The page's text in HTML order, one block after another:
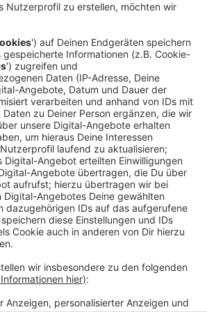
mit Welle Niederrhein gesagt.
leerstehenden Gebäude Gas
Gebäude konnte nicht betreten
haben die Stadtwerke Krefeld die
Straße freigelegt und abgeklemmt.
Für Anwohner bestand
keine Gefahr.